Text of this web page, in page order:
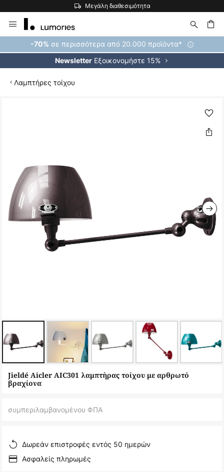
Μεγάλη διαθεσιμότητα
Μετάβαση
στο
περιεχόμενο
-70% σε περισσότερα από 20.000 προϊόντα*
Newsletter Εξοικονομήστε 15%
Λαμπτήρες τοίχου
εικόνων
Μετάβαση
στην
της
Jieldé Aicler AIC301 λαμπτήρας τοίχου με αρθρωτό
βραχίονα
συμπεριλαμβανομένου ΦΠΑ
Δωρεάν επιστροφές εντός 50 ημερών
Ασφαλείς πληρωμές